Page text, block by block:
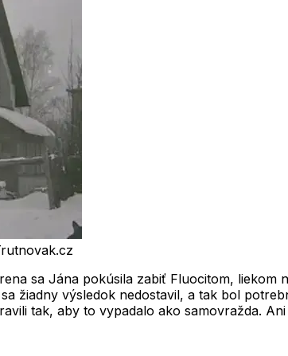
sa Jána pokúsila zabiť Fluocitom,
žiadny výsledok nedostavil, a tak bol
tak, aby to vypadalo ako samovražda.